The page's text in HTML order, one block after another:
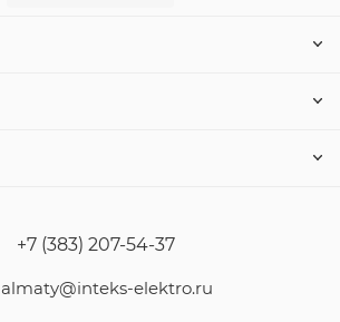
+7 (383) 207-54-37
almaty@inteks-elektro.ru